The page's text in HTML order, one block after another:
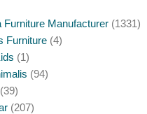
Furniture Manufacturer 1331
Furniture 4
1
94
39
207